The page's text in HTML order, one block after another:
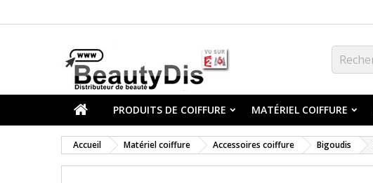
PRODUITS DE COIFFURE MATÉRIEL COIFFURE
Accueil Matériel coiffure Accessoires coiffure Bigoudis